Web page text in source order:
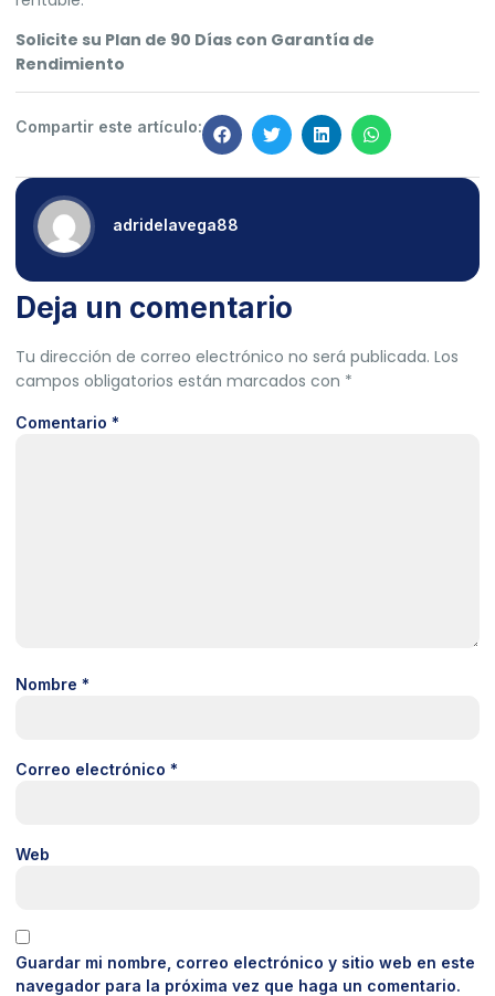
Solicite su Plan de 90 Días con Garantía de
Rendimiento
Compartir este artículo:
adridelavega88
Deja un comentario
Tu dirección de correo electrónico no será publicada. Los
campos obligatorios están marcados con *
Comentario *
Nombre *
Correo electrónico *
Web
Guardar mi nombre, correo electrónico y sitio web en este
navegador para la próxima vez que haga un comentario.